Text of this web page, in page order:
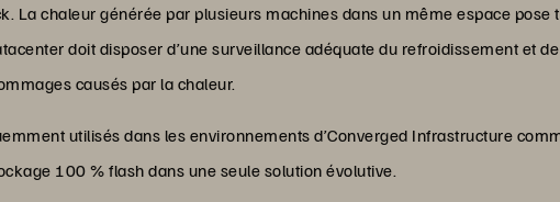
La chaleur générée par plusieurs machines dans un même espace pose
doit disposer d’une surveillance adéquate du refroidissement et
causés par la chaleur.
utilisés dans les environnements d’Converged Infrastructure
100 % flash dans une seule solution évolutive.